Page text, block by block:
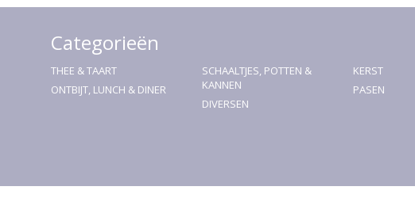
Categorieën
THEE & TAART
ONTBIJT, LUNCH & DINER
SCHAALTJES, POTTEN &
KANNEN
DIVERSEN
KERST
PASEN